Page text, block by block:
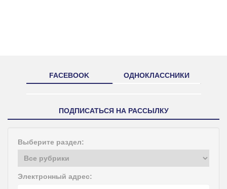
FACEBOOK ОДНОКЛАССНИКИ
ПОДПИСАТЬСЯ НА РАССЫЛКУ
Выберите раздел:
Электронный адрес: